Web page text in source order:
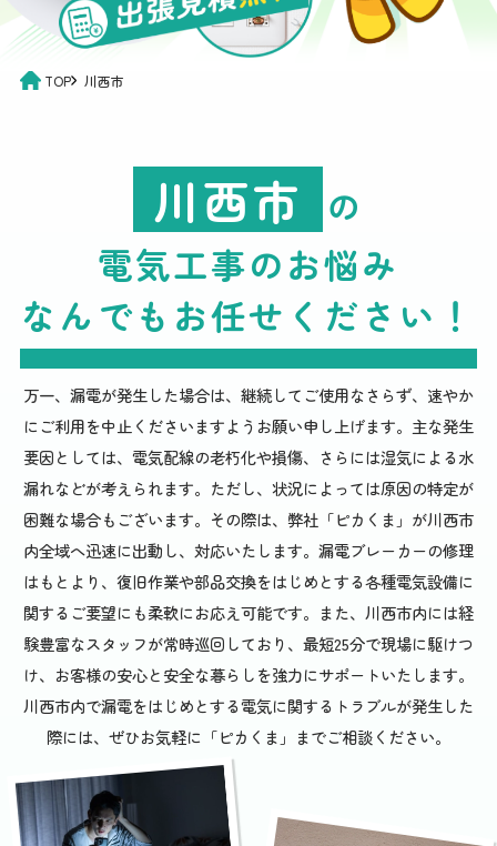
TOP 川西市
川西市 の
電気工事のお悩み
なんでもお任せください ！
万一、漏電が発生した場合は、継続してご使用なさらず、速やか
にご利用を中止くださいますようお願い申し上げます。主な発生
要因としては、電気配線の老朽化や損傷、さらには湿気による水
漏れなどが考えられます。ただし、状況によっては原因の特定が
困難な場合もございます。その際は、弊社「ピカくま」が川西市
内全域へ迅速に出動し、対応いたします。漏電ブレーカーの修理
はもとより、復旧作業や部品交換をはじめとする各種電気設備に
関するご要望にも柔軟にお応え可能です。また、川西市内には経
験豊富なスタッフが常時巡回しており、最短25分で現場に駆けつ
け、お客様の安心と安全な暮らしを強力にサポートいたします。
川西市内で漏電をはじめとする電気に関するトラブルが発生した
際には、ぜひお気軽に「ピカくま」までご相談ください。